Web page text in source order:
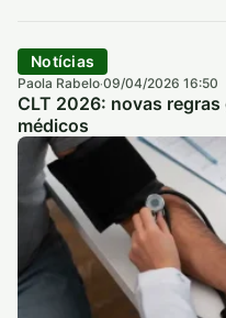
Notícias
Paola Rabelo·09/04/2026 16:50
CLT 2026: novas
médicos